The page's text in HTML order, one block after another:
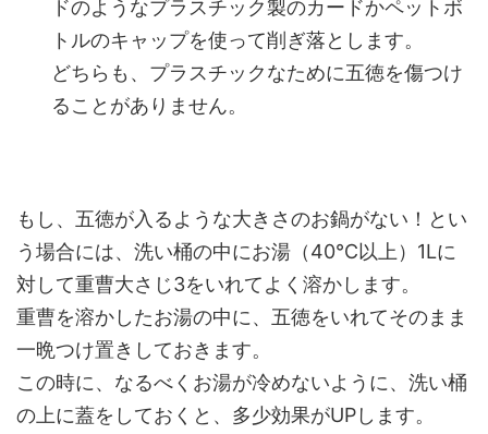
ドのようなプラスチック製のカードかペットボ
トルのキャップを使って削ぎ落とします。
どちらも、プラスチックなために五徳を傷つけ
ることがありません。
もし、五徳が入るような大きさのお鍋がない！とい
う場合には、洗い桶の中にお湯（40℃以上）1Lに
対して重曹大さじ3をいれてよく溶かします。
重曹を溶かしたお湯の中に、五徳をいれてそのまま
一晩つけ置きしておきます。
この時に、なるべくお湯が冷めないように、洗い桶
の上に蓋をしておくと、多少効果がUPします。